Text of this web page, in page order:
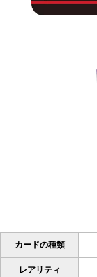
カードの種類
レアリティ